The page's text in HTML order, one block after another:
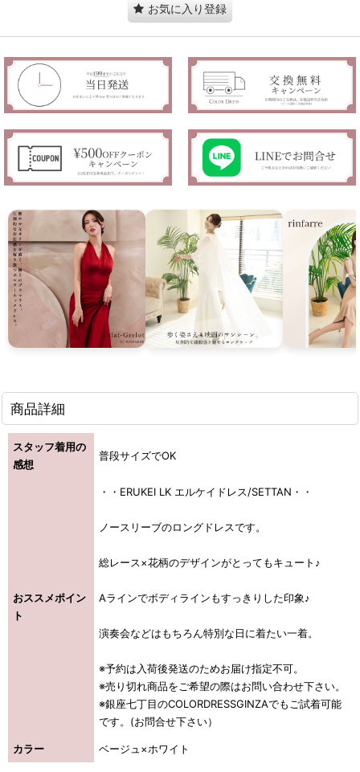
お気に入り登録
商品詳細
スタッフ着用の
感想
普段サイズでOK
おススメポイン
ト
・・ERUKEI LK エルケイドレス/SETTAN・・
ノースリーブのロングドレスです。
総レース×花柄のデザインがとってもキュート♪
Aラインでボディラインもすっきりした印象♪
演奏会などはもちろん特別な日に着たい一着。
※予約は入荷後発送のためお届け指定不可。
※売り切れ商品をご希望の際はお問い合わせ下さい。
※銀座七丁目のCOLORDRESSGINZAでもご試着可能
です。(お問合せ下さい）
カラー ベージュ×ホワイト